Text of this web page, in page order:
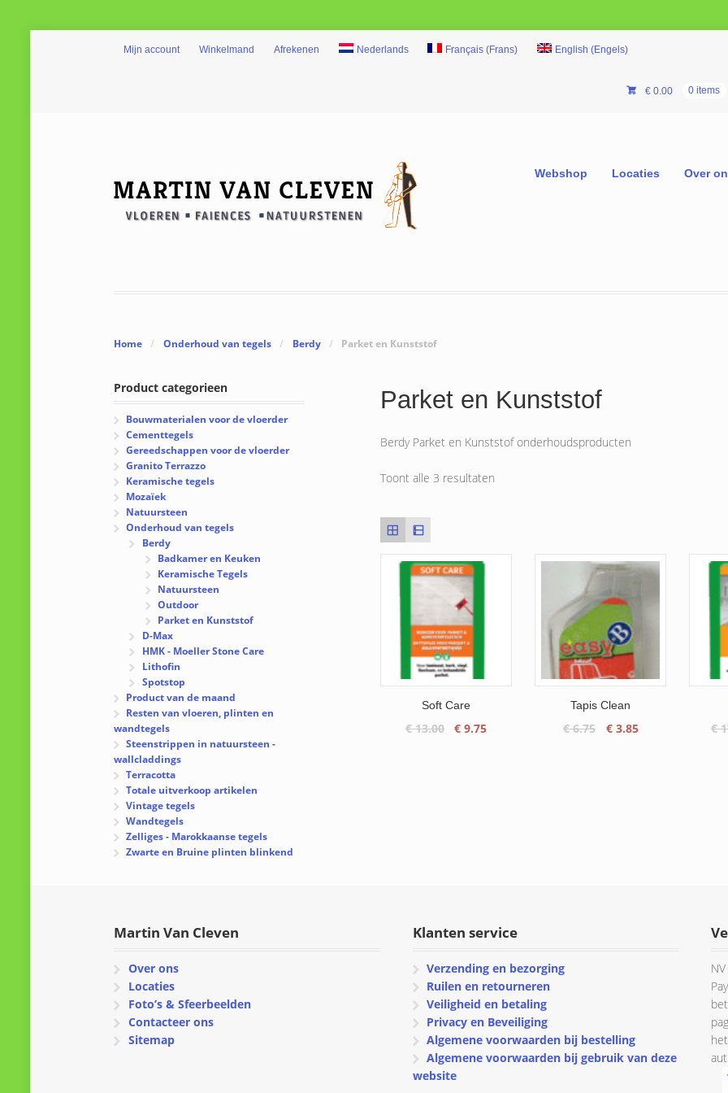
Mijn account Winkelmand Afrekenen Nederlands Français (Frans) English (Engels)
€0.00 0 items
Webshop Locaties Over
Home / Onderhoud van tegels / Berdy / Parket en Kunststof
Parket en Kunststof
Berdy Parket en Kunststof onderhoudsproducten
Toont alle 3 resultaten
Soft Care
€13.00
Oorspronkelijke
€ 9.75Huidige
Tapis Clean
€6.75
Oorspronkelijke
€3.85Huidige
€
Product categorieen
Bouwmaterialen voor de vloerder
Cementtegels
Gereedschappen voor de vloerder
Granito Terrazzo
Keramische tegels
Mozaïek
Natuursteen
Onderhoud van tegels
Berdy
Badkamer en Keuken
Keramische Tegels
Natuursteen
Outdoor
Parket en Kunststof
D-Max
HMK - Moeller Stone Care
Lithofin
Spotstop
Product van de maand
Resten van vloeren, plinten en
wandtegels
Steenstrippen in natuursteen -
wallcladdings
Terracotta
Totale uitverkoop artikelen
Vintage tegels
Wandtegels
Zelliges - Marokkaanse tegels
Zwarte en Bruine plinten blinkend
Martin Van Cleven
Over ons
Locaties
Foto’s & Sfeerbeelden
Contacteer ons
Sitemap
Klanten service
Verzending en bezorging
Ruilen en retourneren
Veiligheid en betaling
Privacy en Beveiliging
Algemene voorwaarden bij bestelling
Algemene voorwaarden bij gebruik van deze
website